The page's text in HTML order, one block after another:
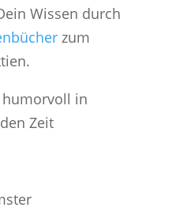
Wissen durch
zum
in
Zeit